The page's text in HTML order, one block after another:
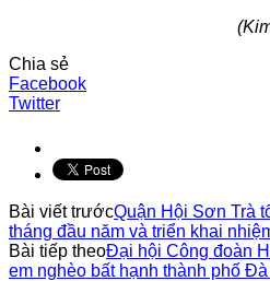
Chia sẻ
Facebook
Twitter
Bài viết trướcQuận Hội Sơn Trà
tháng đầu năm và triển khai
Bài tiếp theoĐại hội Công đoàn
em nghèo bất hạnh thành phố